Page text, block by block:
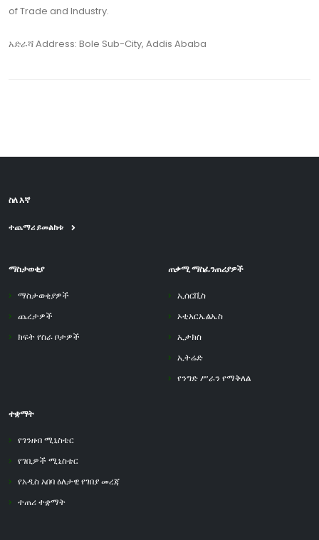
of Trade and Industry.
አድራሻAddress: Bole Sub-City, Addis Ababa
ስለ እኛ
ተጨማሪ ይመልከቱ
ማስታወቂያ
ማስታወቂያዎች
ጨረታዎች
ክፍት የስራ ቦታዎች
ጠቃሚ ማስፈንጠሪያዎች
ኢሰርቪስ
ኦቲአርኤልኤስ
ኢታክስ
ኢትሬድ
የንግድ ሥራን የማቅለል
ተቋማት
የገንዘብ ሚኒስቴር
የገቢዎች ሚኒስቴር
የአዲስ አበባ ዕለታዊ የገበያ መረጃ
ተጠሪ ተቋማት